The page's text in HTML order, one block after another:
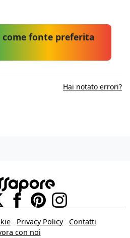
come fonte preferita
Hai notato errori?
Privacy Policy
Contatti
con noi